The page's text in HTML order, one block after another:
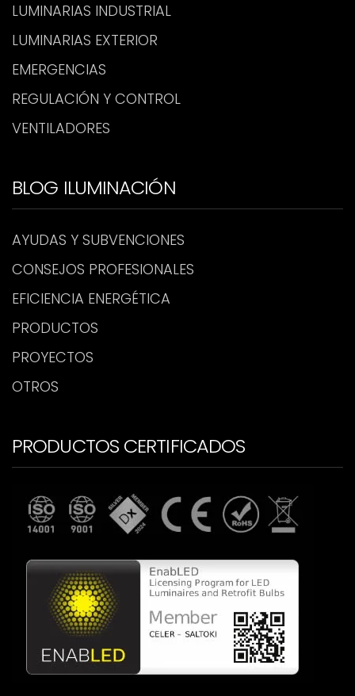
LUMINARIAS INDUSTRIAL
LUMINARIAS EXTERIOR
EMERGENCIAS
REGULACIÓN Y CONTROL
VENTILADORES
BLOG ILUMINACIÓN
AYUDAS Y SUBVENCIONES
CONSEJOS PROFESIONALES
EFICIENCIA ENERGÉTICA
PRODUCTOS
PROYECTOS
OTROS
PRODUCTOS CERTIFICADOS